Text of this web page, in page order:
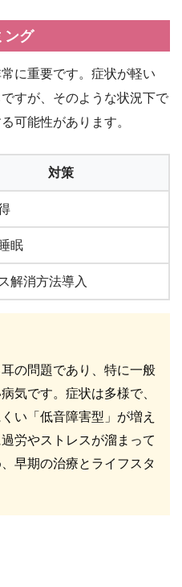
ング
に重要です。症状が軽い
すが、そのような状況下で
可能性があります。
対策
眠
解消方法導入
の問題であり、特に一般
気です。症状は多様で、
い「低音障害型」が増え
労やストレスが溜まって
早期の治療とライフスタ